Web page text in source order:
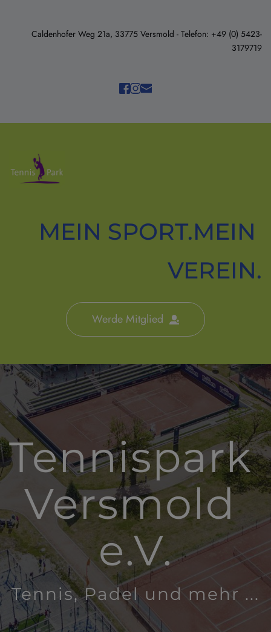
Caldenhofer Weg 21a, 33775 Versmold - Telefon: +49 (0) 5423-
3179719
MEIN SPORT.MEIN
VEREIN.
Werde Mitglied
Tennispark
Versmold
e.V.
Tennis, Padel und mehr ...